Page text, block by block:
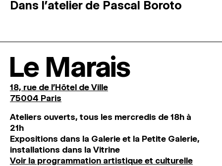
Dans l’atelier de Pascal Boroto
Le Marais
18, rue de l'Hôtel de Ville
75004 Paris
Ateliers ouverts, tous les mercredis de 18h à
21h
Expositions dans la Galerie et la Petite Galerie,
installations dans la Vitrine
Voir la programmation artistique et culturelle